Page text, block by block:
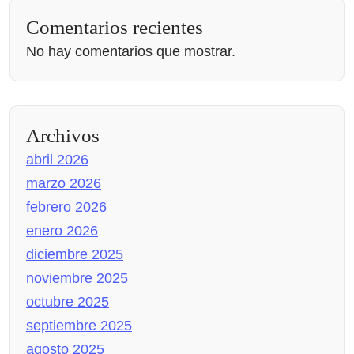
Comentarios recientes
No hay comentarios que mostrar.
Archivos
abril 2026
marzo 2026
febrero 2026
enero 2026
diciembre 2025
noviembre 2025
octubre 2025
septiembre 2025
agosto 2025